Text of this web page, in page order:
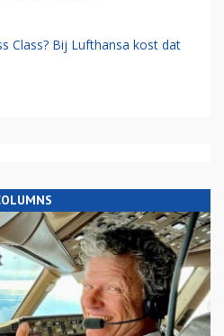
Class? Bij Lufthansa kost dat